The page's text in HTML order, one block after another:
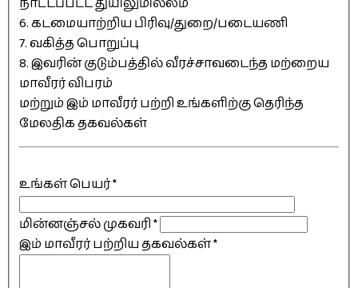
6. கடமையாற்றிய பிரிவு/துறை/படையணி
7. வகித்த பொறுப்பு
8. இவரின் குடும்பத்தில் வீரச்சாவடைந்த மற்றைய
மாவீரர் விபரம்
மற்றும் இம் மாவீரர் பற்றி உங்களிற்கு தெரிந்த
மேலதிக தகவல்கள்
உங்கள் பெயர்*
மின்னஞ்சல் முகவரி*
இம் மாவீரர் பற்றிய தகவல்கள்*